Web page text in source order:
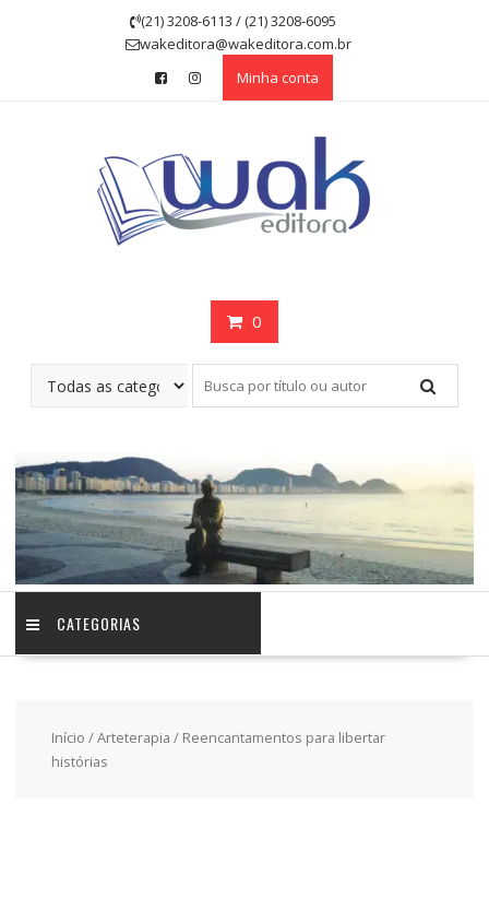
(21) 3208-6113 / (21) 3208-6095
wakeditora@wakeditora.com.br
Minha conta
0
CATEGORIAS
Início /Arteterapia / Reencantamentos para libertar
histórias